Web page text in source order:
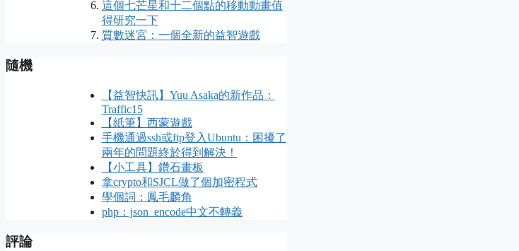
這個七芒星和十二個點的移動動畫值
得研究一下
質數迷宮：一個全新的益智遊戲
隨機
【益智快訊】Yuu Asaka的新作品：
Traffic15
【紙筆】西蒙遊戲
手機通過ssh或ftp登入Ubuntu：困擾了
兩年的問題終於得到解決！
【小工具】鑽石畫板
拿crypto和SJCL做了個加密程式
學個詞：鳳毛麟角
php：json_encode中文不轉義
評論